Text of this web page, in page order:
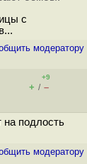
с
модератору
+9
+ / –
на подлость
модератору